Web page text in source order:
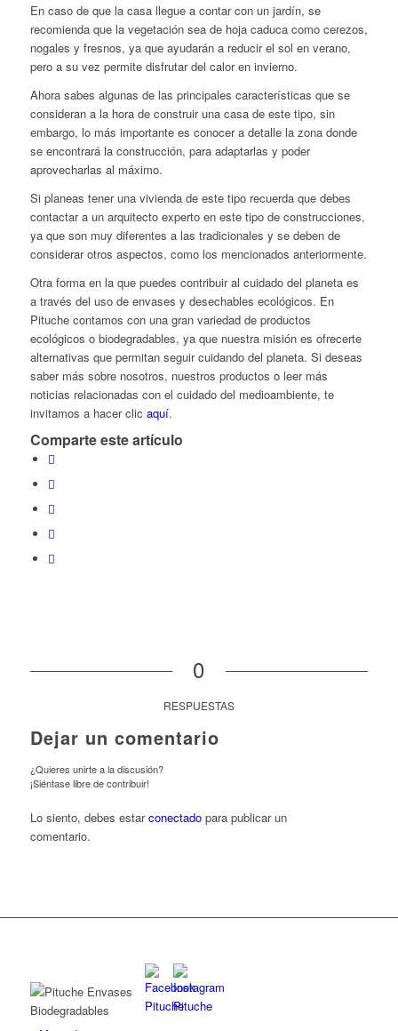
En caso de que la casa llegue a contar con un jardín, se
recomienda que la vegetación sea de hoja caduca como cerezos,
nogales y fresnos, ya que ayudarán a reducir el sol en verano,
pero a su vez permite disfrutar del calor en invierno.
Ahora sabes algunas de las principales características que se
consideran a la hora de construir una casa de este tipo, sin
embargo, lo más importante es conocer a detalle la zona donde
se encontrará la construcción, para adaptarlas y poder
aprovecharlas al máximo.
Si planeas tener una vivienda de este tipo recuerda que debes
contactar a un arquitecto experto en este tipo de construcciones,
ya que son muy diferentes a las tradicionales y se deben de
considerar otros aspectos, como los mencionados anteriormente.
Otra forma en la que puedes contribuir al cuidado del planeta es
a través del uso de envases y desechables ecológicos. En
Pituche contamos con una gran variedad de productos
ecológicos o biodegradables, ya que nuestra misión es ofrecerte
alternativas que permitan seguir cuidando del planeta. Si deseas
saber más sobre nosotros, nuestros productos o leer más
noticias relacionadas con el cuidado del medioambiente, te
invitamos a hacer clic aquí.
Comparte este artículo
0
RESPUESTAS
Dejar un comentario
¿Quieres unirte a la discusión?
¡Siéntase libre de contribuir!
Lo siento, debes estarconectadopara publicar un
comentario.